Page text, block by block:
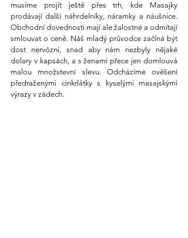
musíme projít ještě přes trh, kde Masajky
prodávají další náhrdelníky, náramky a náušnice.
Obchodní dovednosti mají ale žalostné a odmítají
smlouvat o ceně. Náš mladý průvodce začíná být
dost nervózní, snad aby nám nezbyly nějaké
dolary v kapsách, a s ženami přece jen domlouvá
malou množstevní slevu. Odcházíme ověšení
předraženými cinkrlátky s kyselými masajskými
výrazy v zádech.